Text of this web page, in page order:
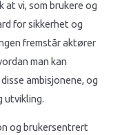
at vi, som brukere og
for sikkerhet og
fremstår aktører
man kan
ambisjonene, og
utvikling.
og brukersentrert